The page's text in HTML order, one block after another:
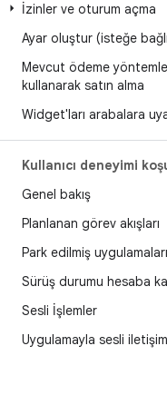
İzinler ve oturum açma
Ayar oluştur (isteğe
Mevcut ödeme
kullanarak satın alma
Widget'ları arabalara
Kullanıcı deneyimi
Genel bakış
Planlanan görev akışları
Park edilmiş
Sürüş durumu hesaba
Sesli İşlemler
Uygulamayla sesli